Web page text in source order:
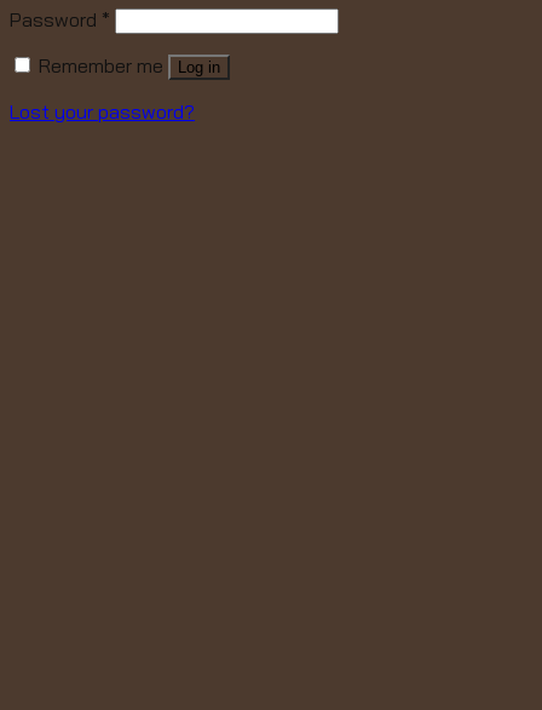
Password *
Remember me
Log in
Lost your password?